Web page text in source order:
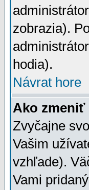
zobrazia).
hodia).
Návrat hore
Ako zmeniť
Zvyčajne
Vašim
vzhľade).
Vami